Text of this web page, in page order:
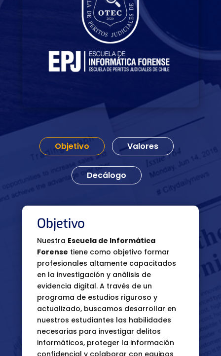
Objetivo Valores
Decálogo
Objetivo
Nuestra Escuela de Informática
Forense tiene como objetivo formar
profesionales altamente capacitados
en la investigación y análisis de
evidencia digital. A través de un
programa de estudios riguroso y
actualizado, buscamos desarrollar en
nuestros estudiantes las habilidades
necesarias para investigar delitos
informáticos, proteger la información
confidencial y colaborar con equipos